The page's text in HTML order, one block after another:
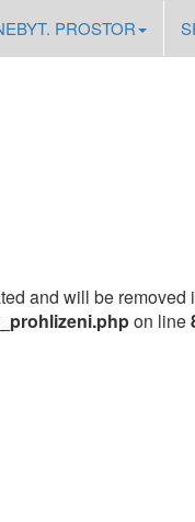
PROSTOR
and will be
on line